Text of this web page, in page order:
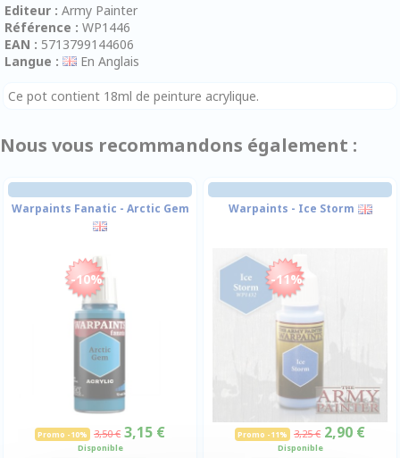
Editeur : Army Painter
Référence : WP1446
EAN : 5713799144606
Langue :
En Anglais
Ce pot contient 18ml de peinture acrylique.
Nous vous recommandons également :
Warpaints Fanatic - Arctic Gem
-10%
Promo -10% 3,50 € 3,15 €
Disponible
Warpaints - Ice Storm
-11%
Promo -11% 3,25 € 2,90 €
Disponible